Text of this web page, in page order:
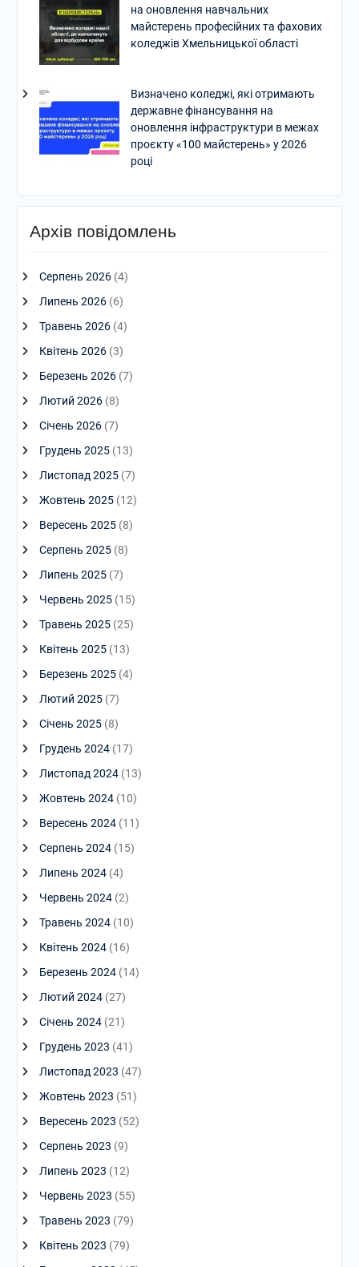
на оновлення навчальних
майстерень професійних та фахових
коледжів Хмельницької області
Визначено коледжі, які отримають
державне фінансування на
оновлення інфраструктури в межах
проєкту «100 майстерень» у 2026
році
Архів повідомлень
Серпень 2026(4)
Липень 2026(6)
Травень 2026(4)
Квітень 2026(3)
Березень 2026(7)
Лютий 2026(8)
Січень 2026(7)
Грудень 2025(13)
Листопад 2025(7)
Жовтень 2025(12)
Вересень 2025(8)
Серпень 2025(8)
Липень 2025(7)
Червень 2025(15)
Травень 2025(25)
Квітень 2025(13)
Березень 2025(4)
Лютий 2025(7)
Січень 2025(8)
Грудень 2024(17)
Листопад 2024(13)
Жовтень 2024(10)
Вересень 2024(11)
Серпень 2024(15)
Липень 2024(4)
Червень 2024(2)
Травень 2024(10)
Квітень 2024(16)
Березень 2024(14)
Лютий 2024(27)
Січень 2024(21)
Грудень 2023 (41)
Листопад 2023 (47)
Жовтень 2023 (51)
Вересень 2023 (52)
Серпень 2023 (9)
Липень 2023 (12)
Червень 2023 (55)
Травень 2023 (79)
Квітень 2023 (79)